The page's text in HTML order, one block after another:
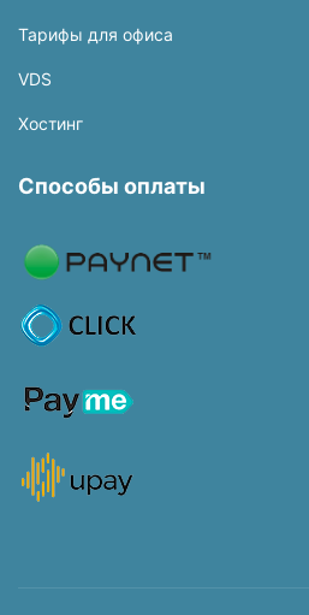
Тарифы для офиса
VDS
Хостинг
Способы оплаты